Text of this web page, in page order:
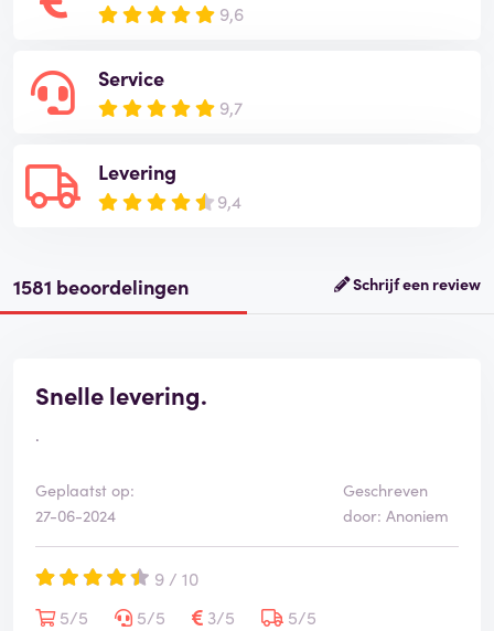
9,6
Service
9,7
Levering
9,4
1581 beoordelingen Schrijf een review
Snelle levering.
.
Geplaatst op:
27-06-2024
Geschreven
door: Anoniem
9 / 10
5/5
5/5 3/5
5/5